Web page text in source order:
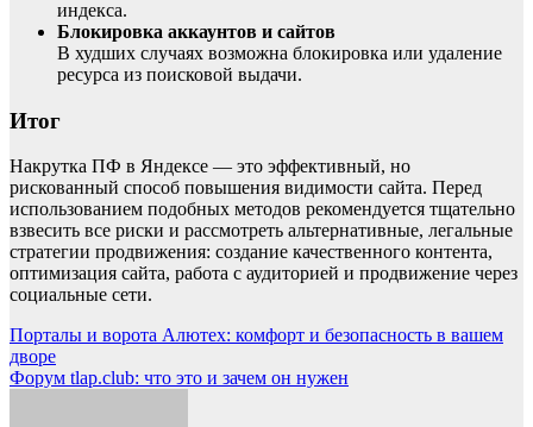
индекса.
Блокировка аккаунтов и сайтов
В худших случаях возможна блокировка или удаление
ресурса из поисковой выдачи.
Итог
Накрутка ПФ в Яндексе — это эффективный, но
рискованный способ повышения видимости сайта. Перед
использованием подобных методов рекомендуется тщательно
взвесить все риски и рассмотреть альтернативные, легальные
стратегии продвижения: создание качественного контента,
оптимизация сайта, работа с аудиторией и продвижение через
социальные сети.
Навигация
по
Порталы и ворота Алютех: комфорт и безопасность в вашем
дворе
Форум tlap.club: что это и зачем он нужен